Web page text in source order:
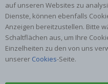
auf unseren Websites zu
Dienste, können ebenfalls
Anzeigen bereitzustellen. Bitte
Schaltflächen aus, um Ihre
Einzelheiten zu den von uns
unserer Cookies-Seite.